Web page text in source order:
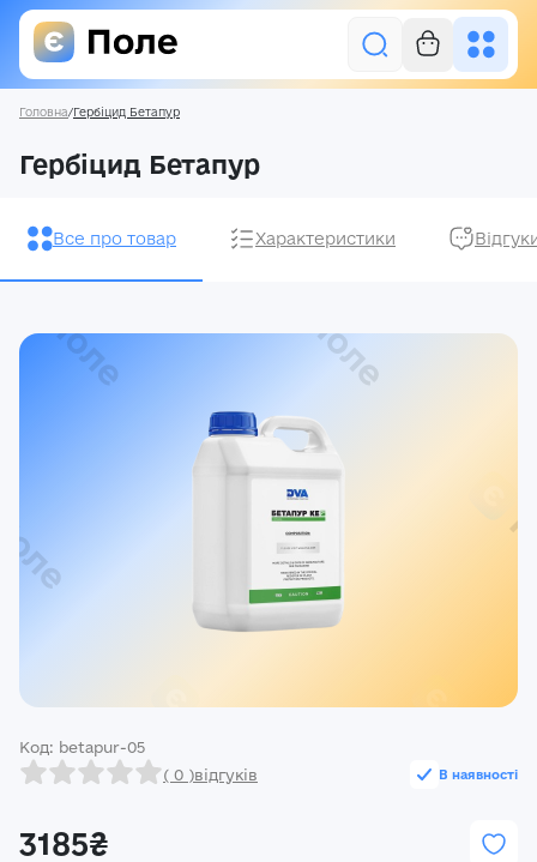
Насіння
Акції
Реєстрація
Головна/Гербіцид Бетапур
Гербіцид Бетапур
Все про товар Характеристики
Код: betapur-05
В наявності
( 0 )відгуків
3185₴